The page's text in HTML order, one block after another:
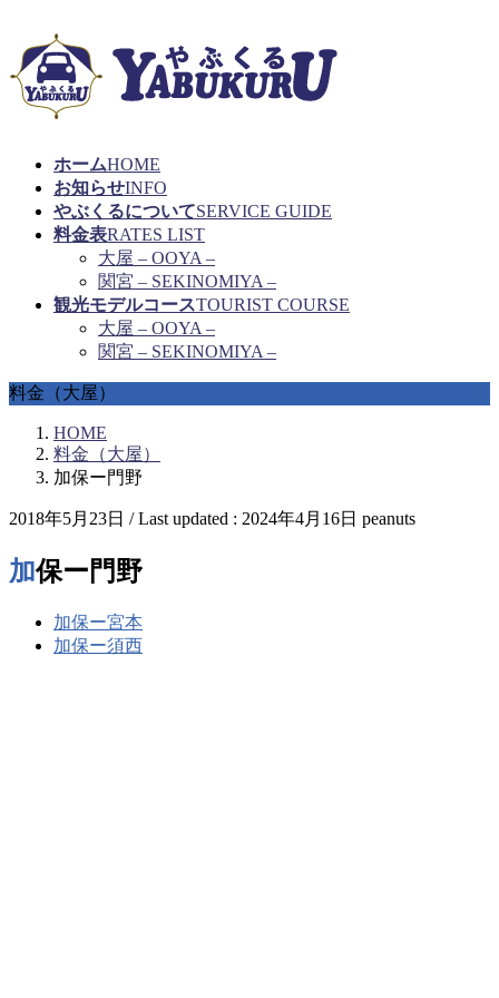
ホームHOME
お知らせINFO
やぶくるについてSERVICE GUIDE
料金表RATES LIST
大屋 – OOYA –
関宮 – SEKINOMIYA –
観光モデルコースTOURIST COURSE
大屋 – OOYA –
関宮 – SEKINOMIYA –
料金（大屋）
HOME
料金（大屋）
加保ー門野
2018年5月23日 / Last updated : 2024年4月16日 peanuts
加保ー門野
加保ー宮本
加保ー須西